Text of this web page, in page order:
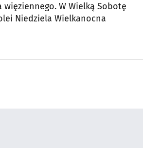
W Wielką Sobotę
Niedziela Wielkanocna